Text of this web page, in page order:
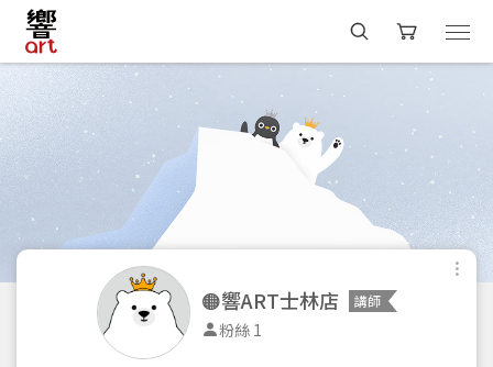
🟠響ART士林店 講師
粉絲 1